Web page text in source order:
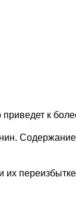
к
их